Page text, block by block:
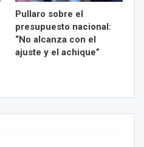
Pullaro sobre el
presupuesto nacional:
“No alcanza con el
ajuste y el achique”